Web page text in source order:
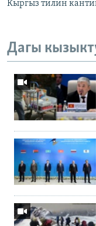
Кыргыз тилин
Дагы